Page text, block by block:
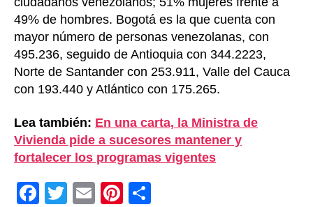
49% de hombres. Bogotá es la que cuenta con
mayor número de personas venezolanas, con
495.236, seguido de Antioquia con 344.2223,
Norte de Santander con 253.911, Valle del Cauca
con 193.440 y Atlántico con 175.265.
Lea también: En una carta, la Ministra de
Vivienda pide a sucesores mantener y
fortalecer los programas vigentes
F
T
E
Pi